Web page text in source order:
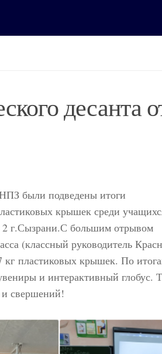
десанта
были подведены итоги
крышек среди
г.Сызрани.С большим отрывом
(классный руководитель
пластиковых крышек. По
и интерактивный глобус.
свершений!